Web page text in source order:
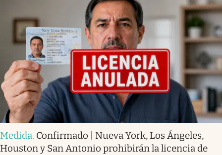
Medida. Confirmado | Nueva York, Los Ángeles,
Houston y San Antonio prohibirán la licencia de